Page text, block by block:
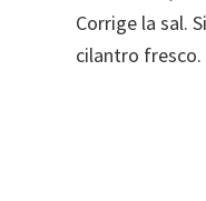
Corrige la sal.
cilantro fresco.